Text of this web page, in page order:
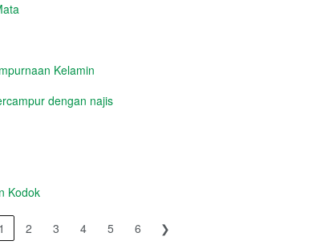
Kelamin
dengan najis
Kodok
1 2 3 4 5 6 ❯